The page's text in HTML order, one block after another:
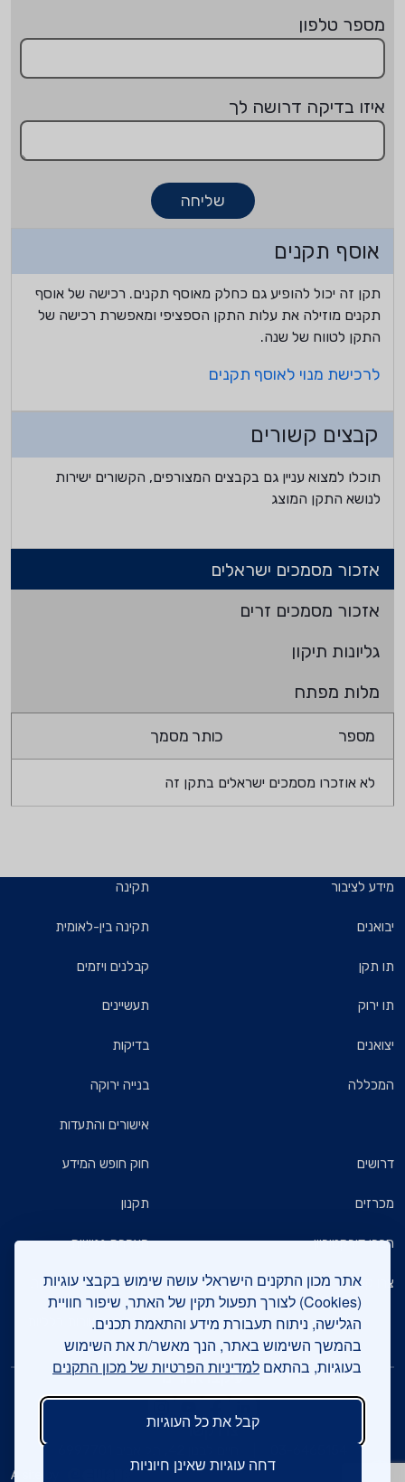
אתר מכון התקנים הישראלי עושה שימוש בקבצי עוגיות
(Cookies) לצורך תפעול תקין של האתר, שיפור חוויית
הגלישה, ניתוח תעבורת מידע והתאמת תכנים.
בהמשך השימוש באתר, הנך מאשר/ת את השימוש
בעוגיות, בהתאם למדיניות הפרטיות של מכון התקנים
קבל את כל העוגיות
דחה עוגיות שאינן חיוניות
מספר טלפון
איזו בדיקה דרושה לך
שליחה
אוסף תקנים
תקן זה יכול להופיע גם כחלק מאוסף תקנים. רכישה של אוסף
תקנים מוזילה את עלות התקן הספציפי ומאפשרת רכישה של
התקן לטווח של שנה.
לרכישת מנוי לאוסף תקנים
קבצים קשורים
תוכלו למצוא עניין גם בקבצים המצורפים, הקשורים ישירות
לנושא התקן המוצג
אזכור מסמכים ישראלים
אזכור מסמכים זרים
גליונות תיקון
מלות מפתח
מספר כותר מסמך
לא אוזכרו מסמכים ישראלים בתקן זה
מידע לציבור
יבואנים
תו תקן
תו ירוק
יצואנים
המכללה
תקינה
תקינה בין-לאומית
קבלנים ויזמים
תעשיינים
בדיקות
בנייה ירוקה
אישורים והתעדות
דרושים
מכרזים
חברי דירקטוריון
צרו קשר
חוק חופש המידע
תקנון
הצהרת נגישות
מדיניות הגנת הפרטיות
שאלות ותשובות כלליות
עיקבו אחרינו
צרו קשר